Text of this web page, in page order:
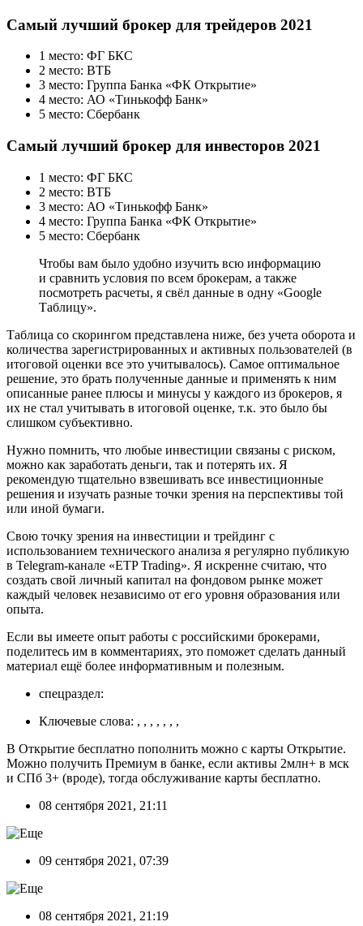
Самый лучший брокер для трейдеров 2021
1 место: ФГ БКС
2 место: ВТБ
3 место: Группа Банка «ФК Открытие»
4 место: АО «Тинькофф Банк»
5 место: Сбербанк
Самый лучший брокер для инвесторов 2021
1 место: ФГ БКС
2 место: ВТБ
3 место: АО «Тинькофф Банк»
4 место: Группа Банка «ФК Открытие»
5 место: Сбербанк
Чтобы вам было удобно изучить всю информацию
и сравнить условия по всем брокерам, а также
посмотреть расчеты, я свёл данные в одну «Google
Таблицу».
Таблица со скорингом представлена ниже, без учета оборота и
количества зарегистрированных и активных пользователей (в
итоговой оценки все это учитывалось). Самое оптимальное
решение, это брать полученные данные и применять к ним
описанные ранее плюсы и минусы у каждого из брокеров, я
их не стал учитывать в итоговой оценке, т.к. это было бы
слишком субъективно.
Нужно помнить, что любые инвестиции связаны с риском,
можно как заработать деньги, так и потерять их. Я
рекомендую тщательно взвешивать все инвестиционные
решения и изучать разные точки зрения на перспективы той
или иной бумаги.
Свою точку зрения на инвестиции и трейдинг с
использованием технического анализа я регулярно публикую
в Telegram-канале «ETP Trading». Я искренне считаю, что
создать свой личный капитал на фондовом рынке может
каждый человек независимо от его уровня образования или
опыта.
Если вы имеете опыт работы с российскими брокерами,
поделитесь им в комментариях, это поможет сделать данный
материал ещё более информативным и полезным.
спецраздел:
Ключевые слова: , , , , , , ,
В Открытие бесплатно пополнить можно с карты Открытие.
Можно получить Премиум в банке, если активы 2млн+ в мск
и СПб 3+ (вроде), тогда обслуживание карты бесплатно.
08 сентября 2021, 21:11
09 сентября 2021, 07:39
08 сентября 2021, 21:19